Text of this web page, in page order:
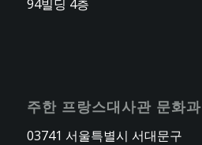
94빌딩 4층
주한 프랑스대사관 문화과
03741 서울특별시 서대문구